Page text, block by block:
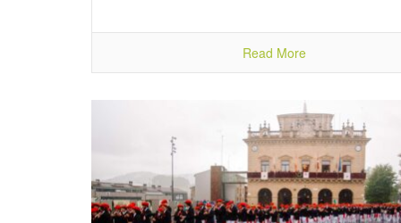
Read More